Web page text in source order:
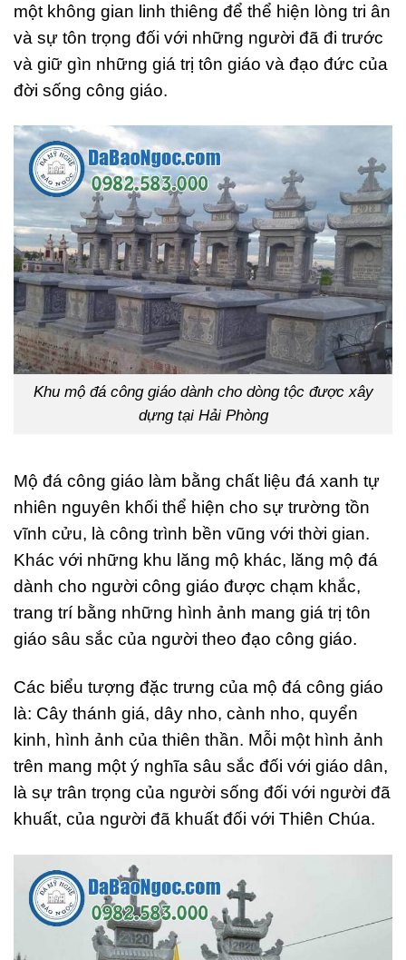
một không gian linh thiêng để thể hiện lòng tri ân
và sự tôn trọng đối với những người đã đi trước
và giữ gìn những giá trị tôn giáo và đạo đức của
đời sống công giáo.
Khu mộ đá công giáo dành cho dòng tộc được xây
dựng tại Hải Phòng
Mộ đá công giáo làm bằng chất liệu đá xanh tự
nhiên nguyên khối thể hiện cho sự trường tồn
vĩnh cửu, là công trình bền vũng với thời gian.
Khác với những khu lăng mộ khác, lăng mộ đá
dành cho người công giáo được chạm khắc,
trang trí bằng những hình ảnh mang giá trị tôn
giáo sâu sắc của người theo đạo công giáo.
Các biểu tượng đặc trưng của mộ đá công giáo
là: Cây thánh giá, dây nho, cành nho, quyển
kinh, hình ảnh của thiên thần. Mỗi một hình ảnh
trên mang một ý nghĩa sâu sắc đối với giáo dân,
là sự trân trọng của người sống đối với người đã
khuất, của người đã khuất đối với Thiên Chúa.